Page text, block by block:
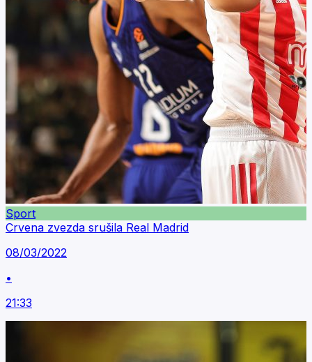
Sport
Crvena zvezda srušila Real Madrid
08/03/2022
•
21:33